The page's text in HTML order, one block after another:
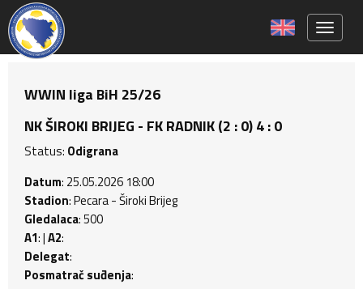
WWIN liga BiH 25/26
NK ŠIROKI BRIJEG - FK RADNIK (2 : 0) 4 : 0
Status: Odigrana
Datum: 25.05.2026 18:00
Stadion: Pecara - Široki Brijeg
Gledalaca: 500
A1: |A2:
Delegat:
Posmatrač suđenja: